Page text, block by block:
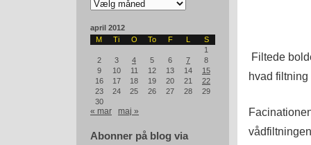
april 2012
M
Ti O To F L
S
1
2
3 4 5 6 7
8
9
10 11 12 13 14
15
16
17 18 19 20 21
22
23
24 25 26 27 28
29
30
« mar maj »
Abonner på blog via
Filtede
hvad filtning